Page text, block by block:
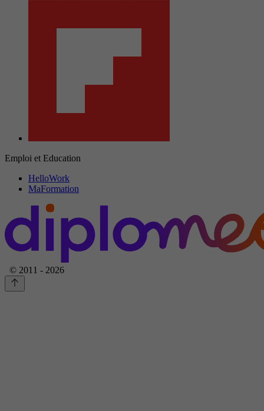
Emploi et Education
HelloWork
MaFormation
© 2011 - 2026